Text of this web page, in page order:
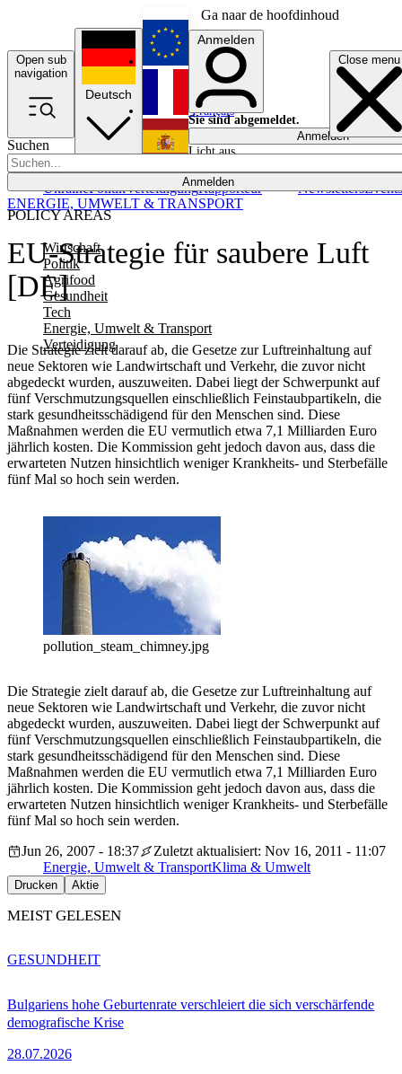
Ga naar de hoofdinhoud
Open sub
navigation
Close menu
Suchen
Anmelden
POLICY AREAS
Wirtschaft
Politik
Agrifood
Gesundheit
Tech
Energie, Umwelt & Transport
Verteidigung
UkrainePolitikVerteidigungRapporteur NewslettersEvents
Deutsch
English
Français
Anmelden
Sie sind abgemeldet.
Anmelden
Licht aus
EU-Strategie für saubere Luft
[DE]
Die Strategie zielt darauf ab, die Gesetze zur Luftreinhaltung auf
neue Sektoren wie Landwirtschaft und Verkehr, die zuvor nicht
abgedeckt wurden, auszuweiten. Dabei liegt der Schwerpunkt auf
fünf Verschmutzungsquellen einschließlich Feinstaubpartikeln, die
stark gesundheitsschädigend für den Menschen sind. Diese
Maßnahmen werden die EU vermutlich etwa 7,1 Milliarden Euro
jährlich kosten. Die Kommission geht jedoch davon aus, dass die
erwarteten Nutzen hinsichtlich weniger Krankheits- und Sterbefälle
fünf Mal so hoch sein werden.
ENERGIE, UMWELT & TRANSPORT
pollution_steam_chimney.jpg
Die Strategie zielt darauf ab, die Gesetze zur Luftreinhaltung auf
neue Sektoren wie Landwirtschaft und Verkehr, die zuvor nicht
abgedeckt wurden, auszuweiten. Dabei liegt der Schwerpunkt auf
fünf Verschmutzungsquellen einschließlich Feinstaubpartikeln, die
stark gesundheitsschädigend für den Menschen sind. Diese
Maßnahmen werden die EU vermutlich etwa 7,1 Milliarden Euro
jährlich kosten. Die Kommission geht jedoch davon aus, dass die
erwarteten Nutzen hinsichtlich weniger Krankheits- und Sterbefälle
fünf Mal so hoch sein werden.
Jun 26, 2007 - 18:37
Zuletzt aktualisiert: Nov 16, 2011 - 11:07
Energie, Umwelt & TransportKlima & Umwelt
Drucken Aktie
MEIST GELESEN
Bulgariens hohe Geburtenrate verschleiert die sich verschärfende
demografische Krise
28.07.2026
GESUNDHEIT